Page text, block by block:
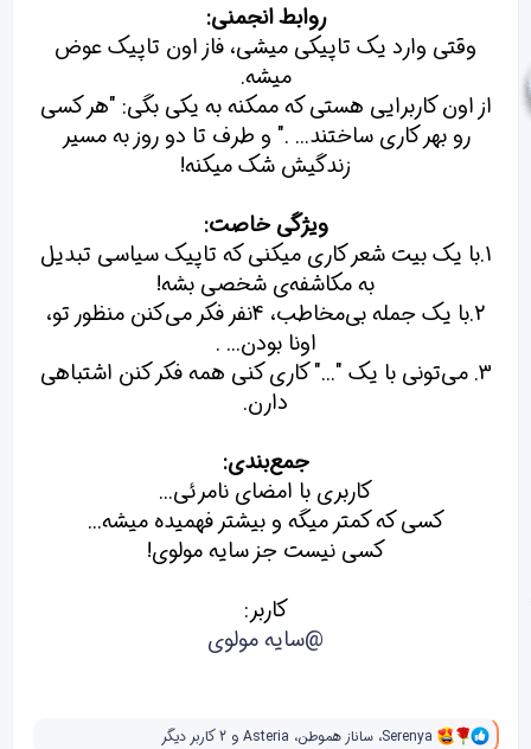
روابط انجمنی:
وقتی وارد یک تاپیکی میشی، فاز اون تاپیک عوض
میشه.
از اون کاربرایی هستی که ممکنه به یکی بگی: "هر کسی
رو بهر کاری ساختند... ." و طرف تا دو روز به مسیر
زندگیش شک میکنه!
ویژگی خاصت:
1.با یک بیت شعر کاری میکنی که تاپیک سیاسی تبدیل
به مکاشفه‌ی شخصی بشه!
2.با یک جمله بی‌مخاطب، 4نفر فکر می‌کنن منظور تو،
اونا بودن... .
3. می‌تونی با یک "..." کاری کنی همه فکر کنن اشتباهی
دارن.
جمع‌بندی:
کاربری با امضای نامرئی...
کسی که کمتر میگه و بیشتر فهمیده میشه...
کسی نیست جز سایه مولوی!
کاربر:
@سایه مولوی
وSerenya، ساناز هموطن، Asteria و 2 کاربر دیگر